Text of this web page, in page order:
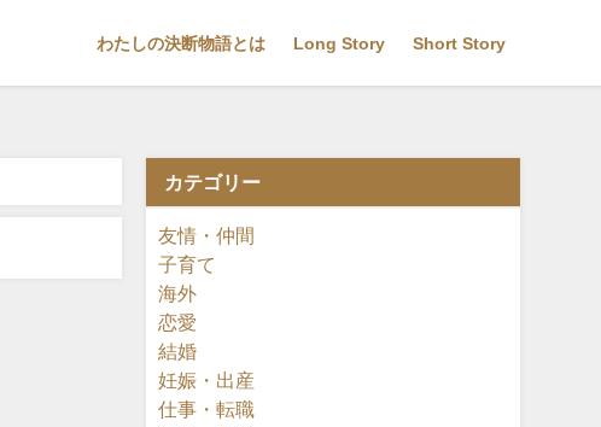
わたしの決断物語とは Long Story Short Story
カテゴリー
友情・仲間
子育て
海外
恋愛
結婚
妊娠・出産
仕事・転職